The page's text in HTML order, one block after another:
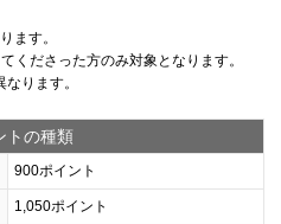
ます。
くださった方のみ対象となります。
ります。
トの種類
900ポイント
1,050ポイント